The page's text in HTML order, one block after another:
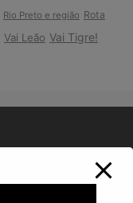
Rio Preto e região Rota
Vai Leão Vai Tigre!